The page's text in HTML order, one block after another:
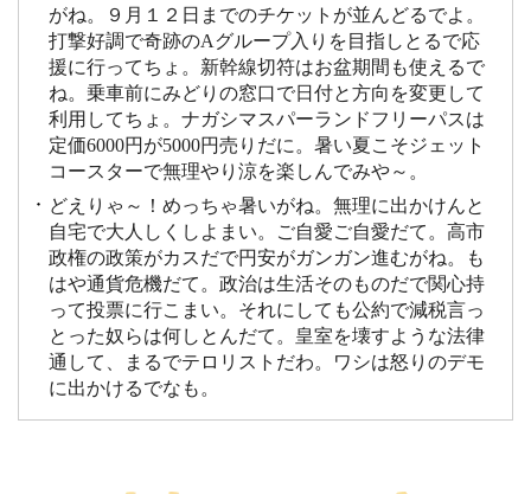
がね。９月１２日までのチケットが並んどるでよ。
打撃好調で奇跡のAグループ入りを目指しとるで応
援に行ってちょ。新幹線切符はお盆期間も使えるで
ね。乗車前にみどりの窓口で日付と方向を変更して
利用してちょ。ナガシマスパーランドフリーパスは
定価6000円が5000円売りだに。暑い夏こそジェット
コースターで無理やり涼を楽しんでみや～。
どえりゃ～！めっちゃ暑いがね。無理に出かけんと
自宅で大人しくしよまい。ご自愛ご自愛だて。高市
政権の政策がカスだで円安がガンガン進むがね。も
はや通貨危機だて。政治は生活そのものだで関心持
って投票に行こまい。それにしても公約で減税言っ
とった奴らは何しとんだて。皇室を壊すような法律
通して、まるでテロリストだわ。ワシは怒りのデモ
に出かけるでなも。